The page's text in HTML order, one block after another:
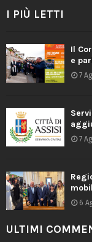
I PIÙ LETTI
Il
e
7
7
6
ULTIMI